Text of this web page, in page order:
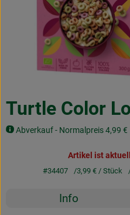
Naturkost
Getränke
Drogerie & Diverses
Lieferservice
Über uns
Turtle Color
Abverkauf - Normalpreis 4,99 €
Artikel ist
#34407 3,99 € / Stück
Info